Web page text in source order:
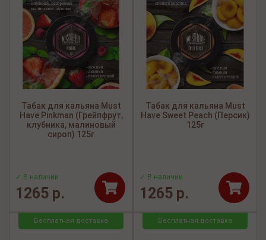
Табак для кальяна Must
Have Pinkman (Грейпфрут,
клубника, малиновый
сироп) 125г
✓ В наличии
1265 р.
Табак для кальяна Must
Have Sweet Peach (Персик)
125г
✓ В наличии
1265 р.
Бесплатная доставка Бесплатная доставка